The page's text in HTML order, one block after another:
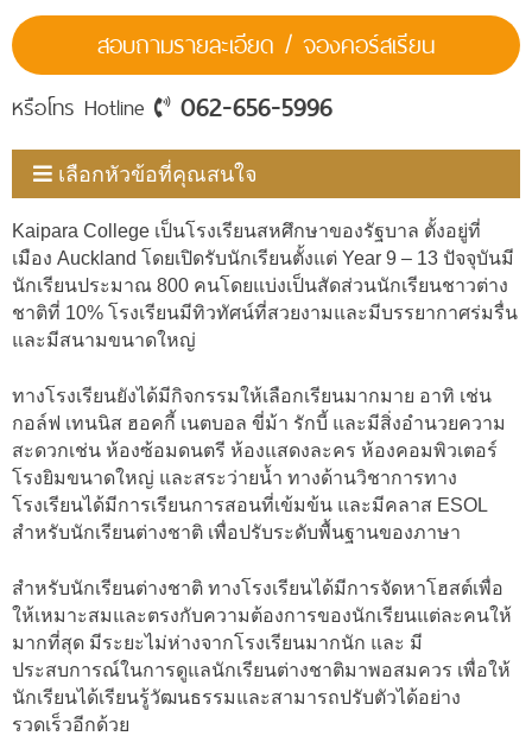
สอบถามรายละเอียด / จองคอร์สเรียน
หรือโทร Hotline 062-656-5996
เลือกหัวข้อที่คุณสนใจ
Kaipara College เป็นโรงเรียนสหศึกษาของรัฐบาล ตั้งอยู่ที่
เมือง Auckland โดยเปิดรับนักเรียนตั้งแต่ Year 9 – 13 ปัจจุบันมี
นักเรียนประมาณ 800 คนโดยแบ่งเป็นสัดส่วนนักเรียนชาวต่าง
ชาติที่ 10% โรงเรียนมีทิวทัศน์ที่สวยงามและมีบรรยากาศร่มรื่น
และมีสนามขนาดใหญ่
ทางโรงเรียนยังได้มีกิจกรรมให้เลือกเรียนมากมาย อาทิ เช่น
กอล์ฟ เทนนิส ฮอคกี้ เนตบอล ขี่ม้า รักบี้ และมีสิ่งอำนวยความ
สะดวกเช่น ห้องซ้อมดนตรี ห้องแสดงละคร ห้องคอมพิวเตอร์
โรงยิมขนาดใหญ่ และสระว่ายน้ำ ทางด้านวิชาการทาง
โรงเรียนได้มีการเรียนการสอนที่เข้มข้น และมีคลาส ESOL
สำหรับนักเรียนต่างชาติ เพื่อปรับระดับพื้นฐานของภาษา
สำหรับนักเรียนต่างชาติ ทางโรงเรียนได้มีการจัดหาโฮสต์เพื่อ
ให้เหมาะสมและตรงกับความต้องการของนักเรียนแต่ละคนให้
มากที่สุด มีระยะไม่ห่างจากโรงเรียนมากนัก และ มี
ประสบการณ์ในการดูแลนักเรียนต่างชาติมาพอสมควร เพื่อให้
นักเรียนได้เรียนรู้วัฒนธรรมและสามารถปรับตัวได้อย่าง
รวดเร็วอีกด้วย